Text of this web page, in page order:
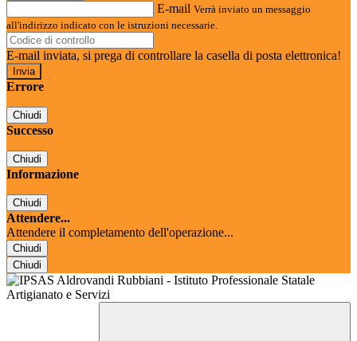
E-mail Verrà inviato un messaggio
all'indirizzo indicato con le istruzioni necessarie.
E-mail inviata, si prega di controllare la casella di posta elettronica!
Errore
Chiudi
Successo
Chiudi
Informazione
Chiudi
Attendere...
Attendere il completamento dell'operazione...
Chiudi
Chiudi